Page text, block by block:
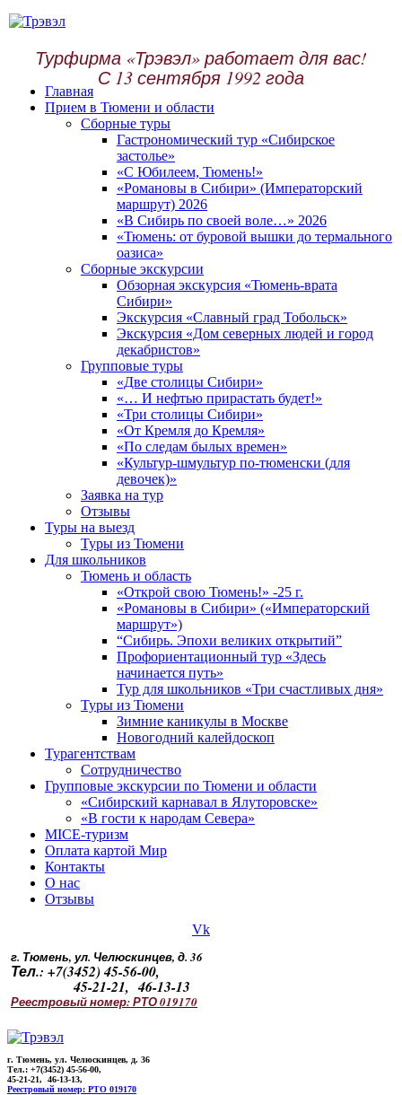
Турфирма «Трэвэл» работает для вас!
С 13 сентября 1992 года
Главная
Прием в Тюмени и области
Сборные туры
Гастрономический тур «Сибирское
застолье»
«С Юбилеем, Тюмень!»
«Романовы в Сибири» (Императорский
маршрут) 2026
«В Сибирь по своей воле…» 2026
«Тюмень: от буровой вышки до термального
оазиса»
Сборные экскурсии
Обзорная экскурсия «Тюмень-врата
Сибири»
Экскурсия «Славный град Тобольск»
Экскурсия «Дом северных людей и город
декабристов»
Групповые туры
«Две столицы Сибири»
«… И нефтью прирастать будет!»
«Три столицы Сибири»
«От Кремля до Кремля»
«По следам былых времен»
«Культур-шмультур по-тюменски (для
девочек)»
Заявка на тур
Отзывы
Туры на выезд
Туры из Тюмени
Для школьников
Тюмень и область
«Открой свою Тюмень!» -25 г.
«Романовы в Сибири» («Императорский
маршрут»)
“Сибирь. Эпохи великих открытий”
Профориентационный тур «Здесь
начинается путь»
Тур для школьников «Три счастливых дня»
Туры из Тюмени
Зимние каникулы в Москве
Новогодний калейдоскоп
Турагентствам
Сотрудничество
Групповые экскурсии по Тюмени и области
«Сибирский карнавал в Ялуторовске»
«В гости к народам Севера»
MICE-туризм
Оплата картой Мир
Контакты
О нас
Отзывы
Vk
г. Тюмень, ул. Челюскинцев, д. 36
Тел.: +7(3452) 45-56-00,
45-21-21, 46-13-13
Реестровый номер: РТО 019170
г. Тюмень, ул. Челюскинцев, д. 36
Тел.: +7(3452) 45-56-00,
45-21-21, 46-13-13,
Реестровый номер: РТО 019170